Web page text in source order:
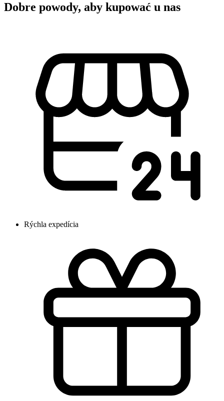
Dobre powody, aby kupować u nas
Rýchla expedícia